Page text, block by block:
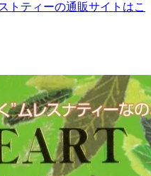
トティーの通販サイトはこ